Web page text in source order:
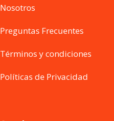
Nosotros
Preguntas Frecuentes
Términos y condiciones
Políticas de Privacidad